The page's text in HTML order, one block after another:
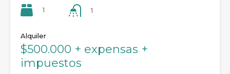
1
1
Alquiler
$500.000 + expensas +
impuestos